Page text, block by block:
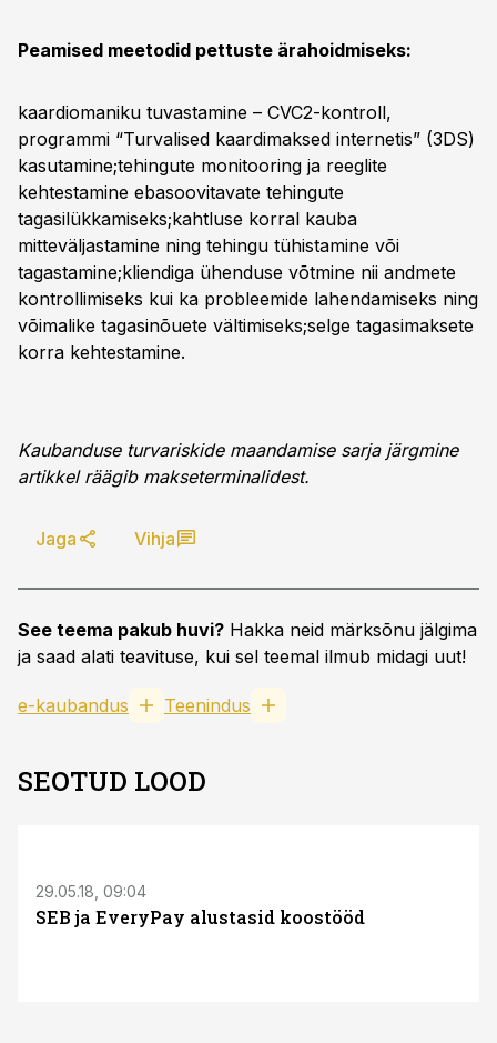
Peamised meetodid pettuste ärahoidmiseks:
kaardiomaniku tuvastamine – CVC2-kontroll,
programmi “Turvalised kaardimaksed internetis” (3DS)
kasutamine;tehingute monitooring ja reeglite
kehtestamine ebasoovitavate tehingute
tagasilükkamiseks;kahtluse korral kauba
mitteväljastamine ning tehingu tühistamine või
tagastamine;kliendiga ühenduse võtmine nii andmete
kontrollimiseks kui ka probleemide lahendamiseks ning
võimalike tagasinõuete vältimiseks;selge tagasimaksete
korra kehtestamine.
Kaubanduse turvariskide maandamise sarja järgmine
artikkel räägib makseterminalidest.
Jaga Vihja
See teema pakub huvi? Hakka neid märksõnu jälgima
ja saad alati teavituse, kui sel teemal ilmub midagi uut!
e-kaubandus Teenindus
SEOTUD LOOD
29.05.18, 09:04
SEB ja EveryPay alustasid koostööd